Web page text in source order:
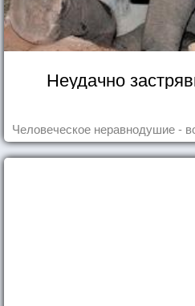
Неудачно
Человеческое неравнодушие -